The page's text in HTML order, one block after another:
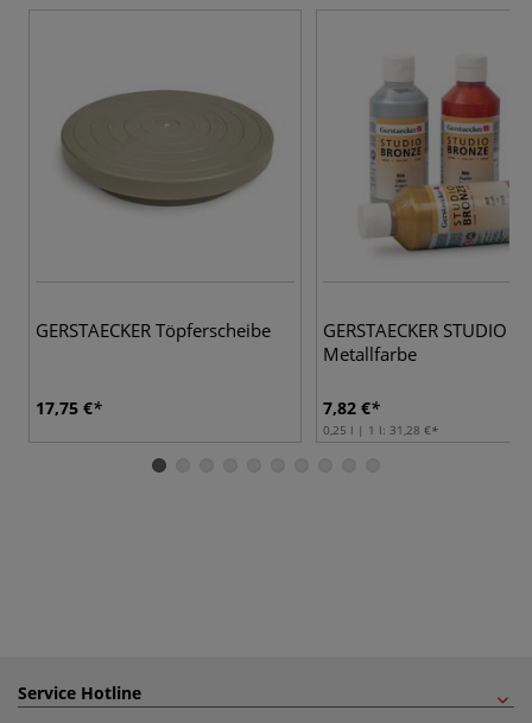
GERSTAECKER Töpferscheibe
17,75 €
GERSTAECKER STUDIO
Metallfarbe
7,82 €
0,25 l | 1 l: 31,28 €
Service Hotline